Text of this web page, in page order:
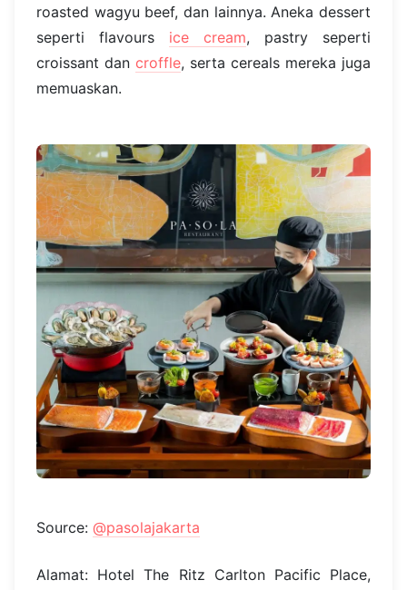
roasted wagyu beef, dan lainnya. Aneka dessert
seperti flavours ice cream, pastry seperti
croissant dan croffle, serta cereals mereka juga
memuaskan.
Source: @pasolajakarta
Alamat: Hotel The Ritz Carlton Pacific Place,